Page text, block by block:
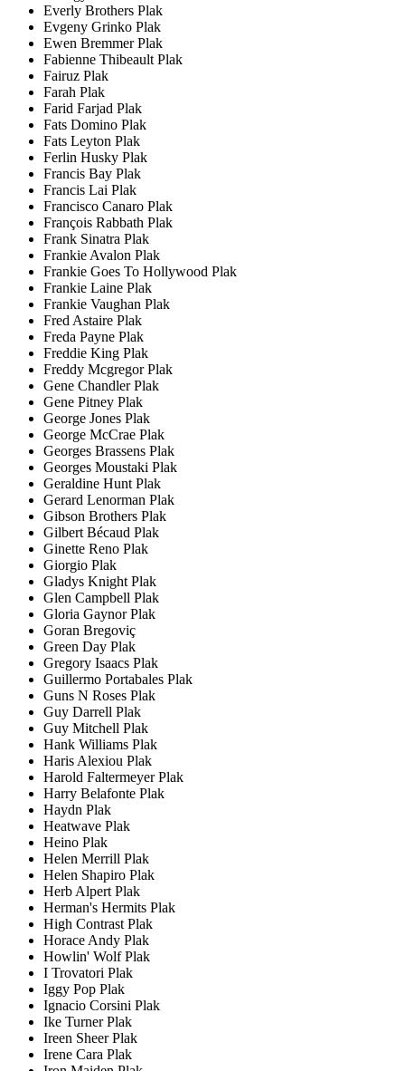
Everly Brothers Plak
Evgeny Grinko Plak
Ewen Bremmer Plak
Fabienne Thibeault Plak
Fairuz Plak
Farah Plak
Farid Farjad Plak
Fats Domino Plak
Fats Leyton Plak
Ferlin Husky Plak
Francis Bay Plak
Francis Lai Plak
Francisco Canaro Plak
François Rabbath Plak
Frank Sinatra Plak
Frankie Avalon Plak
Frankie Goes To Hollywood Plak
Frankie Laine Plak
Frankie Vaughan Plak
Fred Astaire Plak
Freda Payne Plak
Freddie King Plak
Freddy Mcgregor Plak
Gene Chandler Plak
Gene Pitney Plak
George Jones Plak
George McCrae Plak
Georges Brassens Plak
Georges Moustaki Plak
Geraldine Hunt Plak
Gerard Lenorman Plak
Gibson Brothers Plak
Gilbert Bécaud Plak
Ginette Reno Plak
Giorgio Plak
Gladys Knight Plak
Glen Campbell Plak
Gloria Gaynor Plak
Goran Bregoviç
Green Day Plak
Gregory Isaacs Plak
Guillermo Portabales Plak
Guns N Roses Plak
Guy Darrell Plak
Guy Mitchell Plak
Hank Williams Plak
Haris Alexiou Plak
Harold Faltermeyer Plak
Harry Belafonte Plak
Haydn Plak
Heatwave Plak
Heino Plak
Helen Merrill Plak
Helen Shapiro Plak
Herb Alpert Plak
Herman's Hermits Plak
High Contrast Plak
Horace Andy Plak
Howlin' Wolf Plak
I Trovatori Plak
Iggy Pop Plak
Ignacio Corsini Plak
Ike Turner Plak
Ireen Sheer Plak
Irene Cara Plak